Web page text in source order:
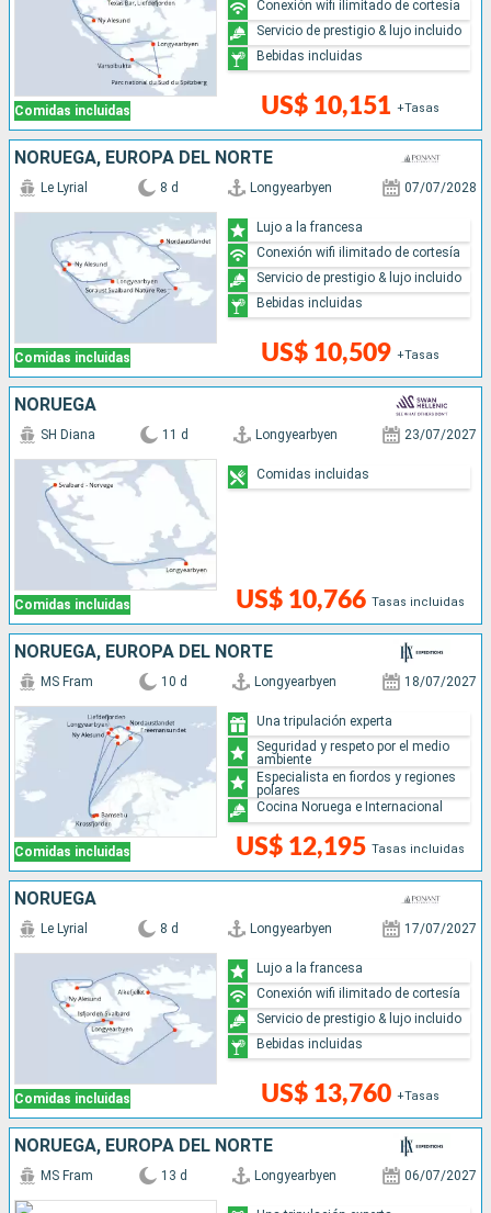
Comidas incluidas US$ 10,151 +Tasas
Conexión wifi ilimitado de cortesía
Servicio de prestigio & lujo incluido
Bebidas incluidas
NORUEGA, EUROPA DEL NORTE
Comidas incluidas
Le Lyrial 8 d Longyearbyen 07/07/2028
US$ 10,509 +Tasas
Lujo a la francesa
Conexión wifi ilimitado de cortesía
Servicio de prestigio & lujo incluido
Bebidas incluidas
NORUEGA
Comidas incluidas
SH Diana 11 d Longyearbyen 23/07/2027
US$ 10,766 Tasas incluidas
Comidas incluidas
NORUEGA, EUROPA DEL NORTE
Comidas incluidas
MS Fram 10 d Longyearbyen 18/07/2027
US$ 12,195 Tasas incluidas
Una tripulación experta
Seguridad y respeto por el medio
ambiente
Especialista en fiordos y regiones
polares
Cocina Noruega e Internacional
NORUEGA
Comidas incluidas
Le Lyrial 8 d Longyearbyen 17/07/2027
US$ 13,760 +Tasas
Lujo a la francesa
Conexión wifi ilimitado de cortesía
Servicio de prestigio & lujo incluido
Bebidas incluidas
NORUEGA, EUROPA DEL NORTE
MS Fram 13 d Longyearbyen 06/07/2027